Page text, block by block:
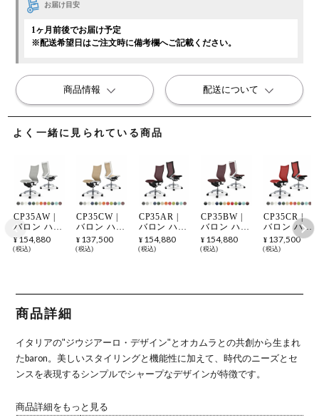
よく一緒に見られている商品
CP35AW |
バロン ハイ
バック 座メ
ッシュ 肘な
ラ
¥ 154,880
税込
CP35CW |
バロン ハイ
バック 座メ
ッシュ 肘な
¥ 137,500
税込
CP35AR |
バロン ハイ
バック 座メ
ッシュ 肘な
ラ
¥ 154,880
税込
CP35BW |
バロン ハイ
バック 座ク
ッション 肘
ムラ
¥ 154,880
税込
CP35CR |
バロン ハイ
バック 座メ
ッシュ 肘な
¥ 137,500
税込
商品詳細
イタリアの"ジウジアーロ・デザイン"とオカムラとの共創から生まれ
たbaron。美しいスタイリングと機能性に加えて、時代のニーズとセ
ンスを表現するシンプルでシャープなデザインが特徴です。
商品詳細をもっと見る
お届け目安
1ヶ月前後でお届け予定
※配送希望日はご注文時に備考欄へご記載ください。
商品情報 配送について